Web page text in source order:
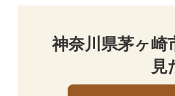
神奈川県茅ヶ崎
見